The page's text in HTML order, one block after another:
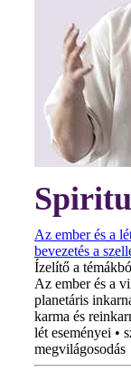
Az ember és a
bevezetés a
Ízelítő a
Az ember és a
planetáris
karma és
lét eseményei •
megvilágosodás